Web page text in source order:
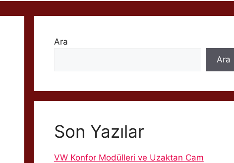
Ara
Ara
Son Yazılar
VW Konfor Modülleri ve Uzaktan Cam